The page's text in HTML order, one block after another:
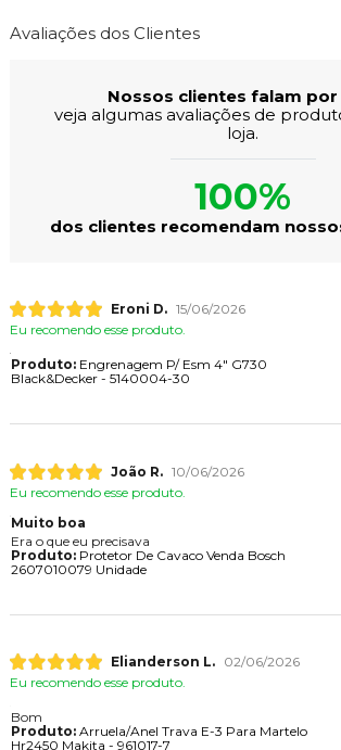
Avaliações dos Clientes
Nossos clientes falam por
veja algumas avaliações de
loja.
100%
dos clientes recomendam
Eroni D. 15/06/2026
Eu recomendo esse produto.
Produto:Engrenagem P/ Esm 4" G730
Black&Decker - 5140004-30
João R. 10/06/2026
Eu recomendo esse produto.
Muito boa
Era o que eu precisava
Produto:Protetor De Cavaco Venda Bosch
2607010079 Unidade
Elianderson L.
02/06/2026
Eu recomendo esse produto.
Bom
Produto:Arruela/Anel Trava E-3 Para Martelo
Hr2450 Makita - 961017-7